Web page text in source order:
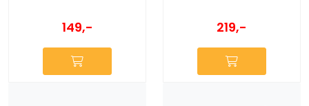
149,- 219,-